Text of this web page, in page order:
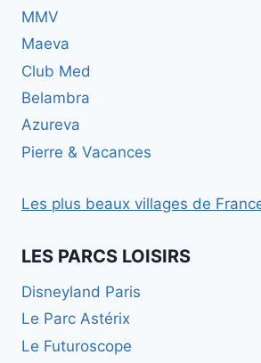
MMV
Maeva
Club Med
Belambra
Azureva
Pierre & Vacances
Les plus beaux villages de
LES PARCS LOISIRS
Disneyland Paris
Le Parc Astérix
Le Futuroscope